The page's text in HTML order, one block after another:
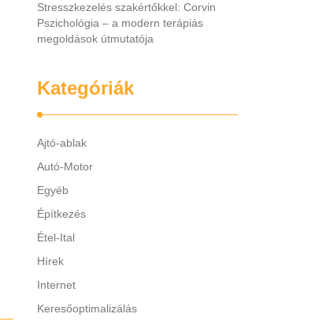
Stresszkezelés szakértőkkel: Corvin
Pszichológia – a modern terápiás
megoldások útmutatója
Kategóriák
Ajtó-ablak
Autó-Motor
Egyéb
Építkezés
Étel-Ital
Hírek
Internet
Keresőoptimalizálás